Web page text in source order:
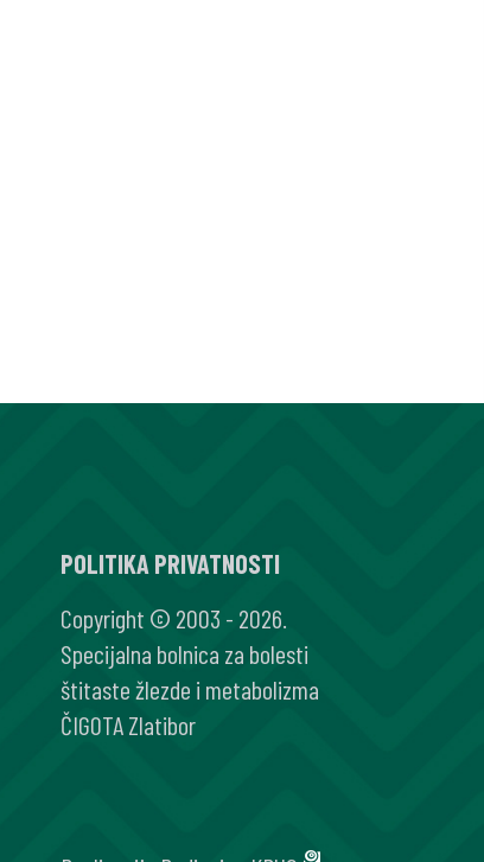
POLITIKA PRIVATNOSTI
Copyright © 2003 - 2026.
Specijalna bolnica za bolesti
štitaste žlezde i metabolizma
ČIGOTA Zlatibor